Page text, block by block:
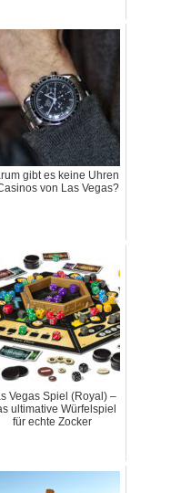
gibt es keine Uhren
von Las Vegas?
Vegas Spiel (Royal) –
ultimative Würfelspiel
für echte Zocker